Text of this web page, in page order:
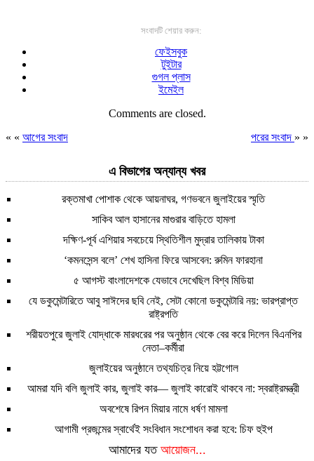
সংবাদটি শেয়ার করুন:
ফেইসবুক
টুইটার
গুগল প্লাস
ইমেইল
Comments are closed.
« « আগের সংবাদ পরের সংবাদ » »
এ বিভাগের অন্যান্য খবর
রক্তমাখা পোশাক থেকে আয়নাঘর, গণভবনে জুলাইয়ের স্মৃতি
সাকিব আল হাসানের মাগুরার বাড়িতে হামলা
দক্ষিণ-পূর্ব এশিয়ার সবচেয়ে স্থিতিশীল মুদ্রার তালিকায় টাকা
‘কমনসেন্স বলে’ শেখ হাসিনা ফিরে আসবেন: রুমিন ফারহানা
৫ আগস্ট বাংলাদেশকে যেভাবে দেখেছিল বিশ্ব মিডিয়া
যে ডকুমেন্টারিতে আবু সাঈদের ছবি নেই, সেটা কোনো ডকুমেন্টারি নয়: ভারপ্রাপ্ত
রাষ্ট্রপতি
শরীয়তপুরে জুলাই যোদ্ধাকে মারধরের পর অনুষ্ঠান থেকে বের করে দিলেন বিএনপির
নেতা–কর্মীরা
জুলাইয়ের অনুষ্ঠানে তথ্যচিত্র নিয়ে হট্টগোল
আমরা যদি বলি জুলাই কার, জুলাই কার— জুলাই কারোই থাকবে না: স্বরাষ্ট্রমন্ত্রী
অবশেষে রিপন মিয়ার নামে ধর্ষণ মামলা
আগামী প্রজন্মের স্বার্থেই সংবিধান সংশোধন করা হবে: চিফ হুইপ
আমাদের যত আয়োজন...